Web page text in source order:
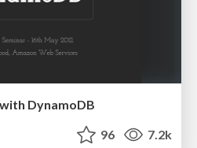
DynamoDB
96 7.2k